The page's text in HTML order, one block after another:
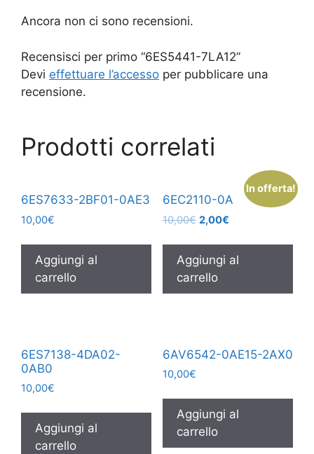
Ancora non ci sono recensioni.
Recensisci per primo “6ES5441-7LA12”
Devi effettuare l’accesso per pubblicare una
recensione.
Prodotti correlati
6ES7633-2BF01-0AE3
10,00€
Aggiungi al
carrello
In offerta!
6EC2110-0A
10,00€ 2,00€
Aggiungi al
carrello
6ES7138-4DA02-
0AB0
10,00€
Aggiungi al
carrello
6AV6542-0AE15-2AX0
10,00€
Aggiungi al
carrello